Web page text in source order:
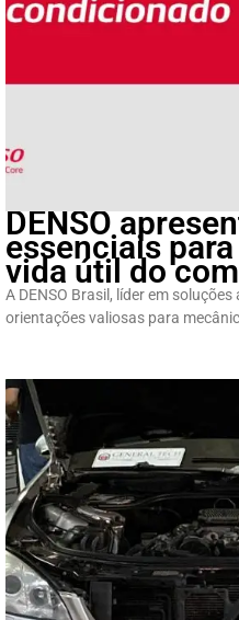
DENSO
essenciais
vida útil do
A DENSO Brasil, líder em
orientações valiosas para